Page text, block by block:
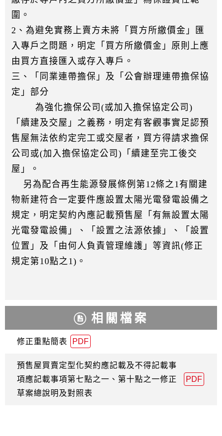
圍。
2、為避免實務上賣方未將「買方所繳價金」匯
入專戶之問題，明定「買方所繳價金」原則上應
由買方直接匯入或存入專戶。
三、「同業連帶擔保」及「公會辦理連帶擔保協
定」部分
為強化擔保公司(或加入擔保協定公司)
「續建及交屋」之義務，明定有客觀事實足認預
售屋無法依約定完工或交屋者，買方得請求擔保
公司或(加入擔保協定公司)「續建至完工後交
屋」。
另為配合再生能源發展條例第12條之1有關建
物新建符合一定要件應設置太陽光電發電設備之
規定，明定契約內應記載預售屋「有無設置太陽
光電發電設備」、「設置之法源依據」、「設置
位置」及「由何人負責管理維護」等資訊(修正
規定第10點之1)。
相關檔案
修正重點簡表 PDF
預售屋買賣定型化契約應記載及不得記載事
項應記載事項第七點之一、第十點之一修正
草案總說明及對照表
PDF